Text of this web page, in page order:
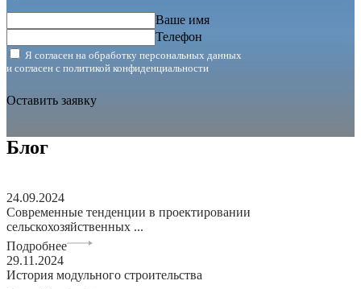
Ваше имя
Телефон
Я согласен на обработку персональных данных
и согласен с политикой конфиденциальности
Оставить заявку
Блог
24.09.2024
Современные тенденции в проектировании
сельскохозяйственных ...
Подробнее
29.11.2024
История модульного строительства